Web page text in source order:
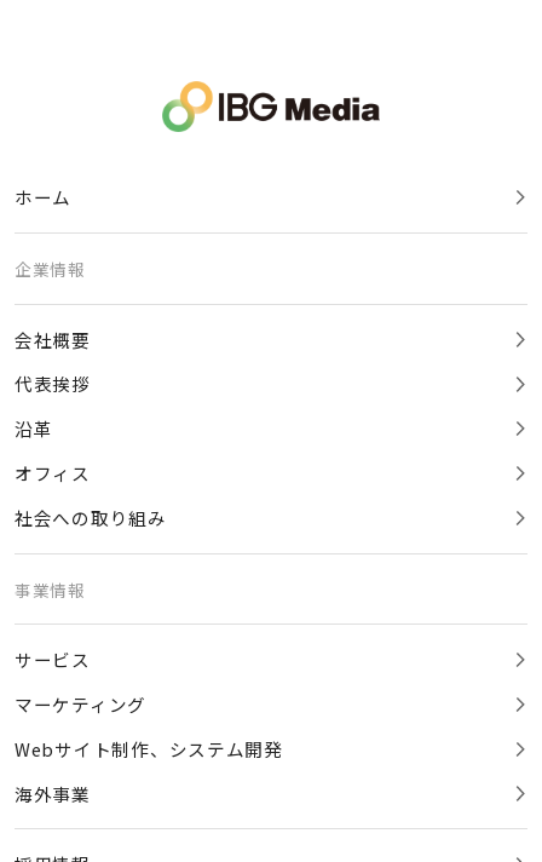
ホーム
企業情報
会社概要
代表挨拶
沿革
オフィス
社会への取り組み
事業情報
サービス
マーケティング
Webサイト制作、システム開発
海外事業